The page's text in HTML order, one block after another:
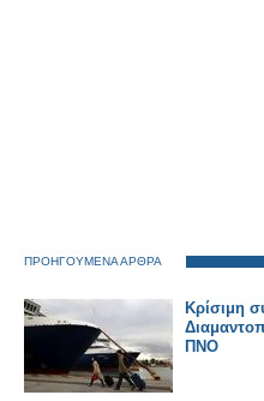
ΠΡΟΗΓΟΥΜΕΝΑ ΑΡΘΡΑ
Kρίσιμη
ΠΝΟ